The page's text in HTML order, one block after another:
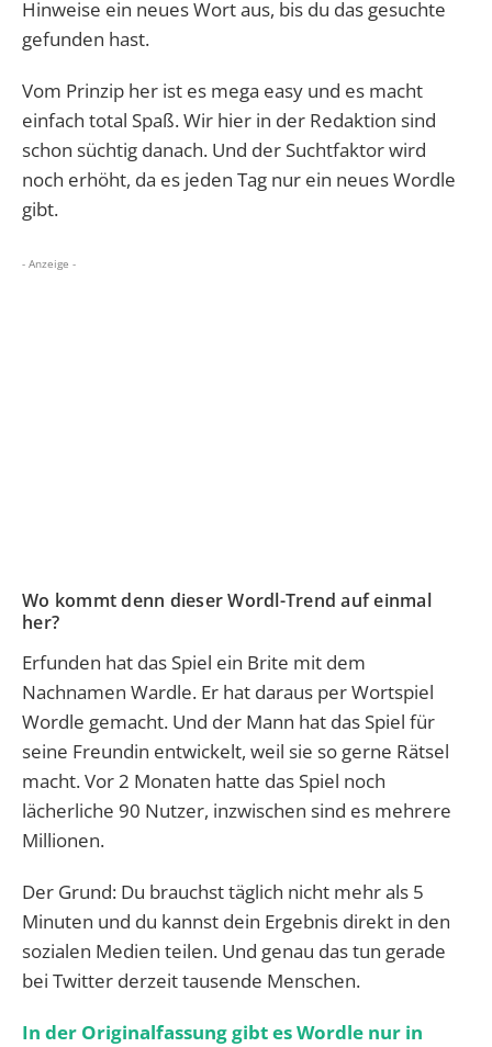
Hinweise ein neues Wort aus, bis du das gesuchte
gefunden hast.
Vom Prinzip her ist es mega easy und es macht
einfach total Spaß. Wir hier in der Redaktion sind
schon süchtig danach. Und der Suchtfaktor wird
noch erhöht, da es jeden Tag nur ein neues Wordle
gibt.
- Anzeige -
Wo kommt denn dieser Wordl-Trend auf einmal
her?
Erfunden hat das Spiel ein Brite mit dem
Nachnamen Wardle. Er hat daraus per Wortspiel
Wordle gemacht. Und der Mann hat das Spiel für
seine Freundin entwickelt, weil sie so gerne Rätsel
macht. Vor 2 Monaten hatte das Spiel noch
lächerliche 90 Nutzer, inzwischen sind es mehrere
Millionen.
Der Grund: Du brauchst täglich nicht mehr als 5
Minuten und du kannst dein Ergebnis direkt in den
sozialen Medien teilen. Und genau das tun gerade
bei Twitter derzeit tausende Menschen.
In der Originalfassung gibt es Wordle nur in